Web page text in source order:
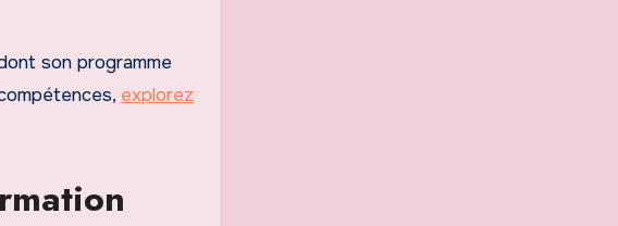
son programme
explorez